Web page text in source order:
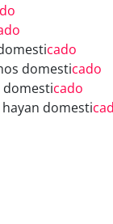
cado
domesticado
domesticado
domesti